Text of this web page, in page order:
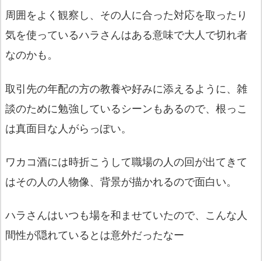
周囲をよく観察し、 その人に合った対応を取ったり
気を使っているハラさんはある意味で大人で切れ者
なのかも。
取引先の年配の方の教養や好みに添えるように、 雑
談のために勉強しているシーンもあるので、 根っこ
は真面目な人がらっぽい。
ワカコ酒には時折こうして職場の人の回が出てきて
はその人の人物像、背景が描かれるので面白い。
ハラさんはいつも場を和ませていたので、 こんな人
間性が隠れているとは意外だったなー